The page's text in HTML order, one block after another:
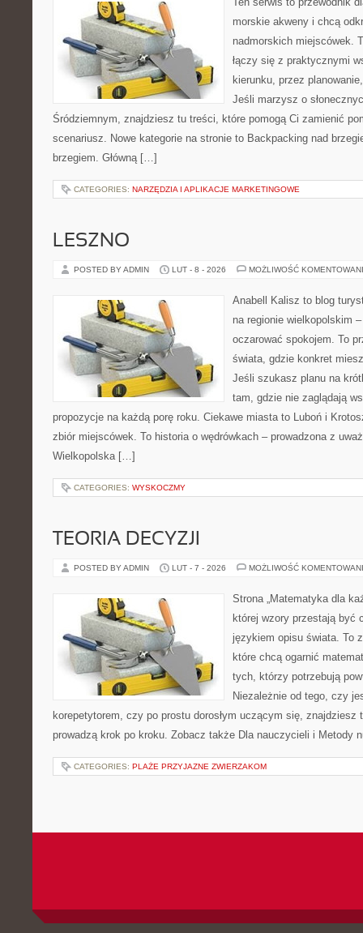
morskie akweny i chcą
nadmorskich miejscówek.
łączy się z praktycznymi
kierunku, przez
Jeśli marzysz o
Śródziemnym, znajdziesz tu treści, które pomogą Ci zamienić
scenariusz. Nowe kategorie na stronie to Backpacking nad
brzegiem. Główną […]
CATEGORIES: NARZĘDZIA I APLIKACJE MARKETINGOWE
LESZNO
POSTED BY ADMIN LUT - 8 - 2026 MOŻLIWOŚĆ
Anabell Kalisz to blog
na regionie wielkopolskim
oczarować spokojem. To
świata, gdzie konkret
Jeśli szukasz planu na
tam, gdzie nie zaglądają
propozycje na każdą porę roku. Ciekawe miasta to Luboń i
zbiór miejscówek. To historia o wędrówkach – prowadzona z
Wielkopolska […]
CATEGORIES: WYSKOCZMY
TEORIA DECYZJI
POSTED BY ADMIN LUT - 7 - 2026 MOŻLIWOŚĆ
Strona „Matematyka dla
której wzory przestają być
językiem opisu świata. To
które chcą ogarnić
tych, którzy potrzebują
Niezależnie od tego, czy
korepetytorem, czy po prostu dorosłym uczącym się, znajdziesz
prowadzą krok po kroku. Zobacz także Dla nauczycieli i Metody
CATEGORIES: PLAŻE PRZYJAZNE ZWIERZAKOM